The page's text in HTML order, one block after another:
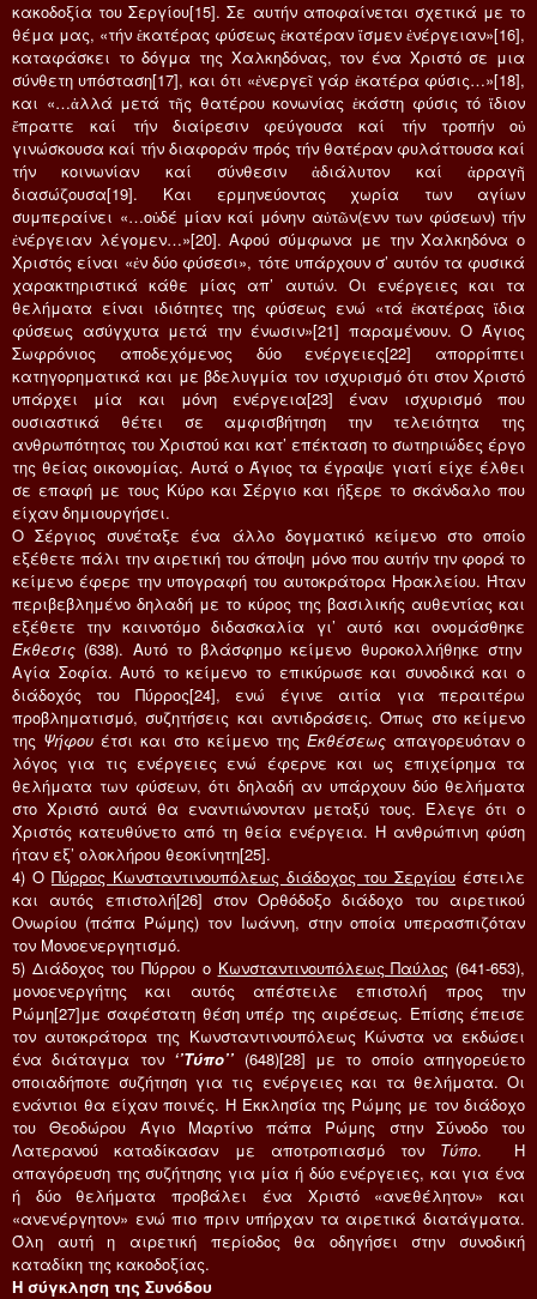
κακοδοξία του Σεργίου[15]. Σε αυτήν αποφαίνεται σχετικά με το
θέμα μας, «τήν ἑκατέρας φύσεως ἑκατέραν ἴσμεν ἐνέργειαν»[16],
καταφάσκει το δόγμα της Χαλκηδόνας, τον ένα Χριστό σε μια
σύνθετη υπόσταση[17], και ότι «ἐνεργεῖ γάρ ἑκατέρα φύσις…»[18],
και «…ἀλλά μετά τῆς θατέρου κονωνίας ἑκάστη φύσις τό ἴδιον
ἔπραττε καί τήν διαίρεσιν φεύγουσα καί τήν τροπήν οὐ
γινώσκουσα καί τήν διαφοράν πρός τήν θατέραν φυλάττουσα καί
τήν κοινωνίαν καί σύνθεσιν ἀδιάλυτον καί ἀρραγῆ
διασώζουσα[19]. Και ερμηνεύοντας χωρία των αγίων
συμπεραίνει «…οὐδέ μίαν καί μόνην αὐτῶν(ενν των φύσεων) τήν
ἐνέργειαν λέγομεν…»[20]. Αφού σύμφωνα με την Χαλκηδόνα ο
Χριστός είναι «ἐν δύο φύσεσι», τότε υπάρχουν σ’ αυτόν τα φυσικά
χαρακτηριστικά κάθε μίας απ’ αυτών. Οι ενέργειες και τα
θελήματα είναι ιδιότητες της φύσεως ενώ «τά ἑκατέρας ἴδια
φύσεως ασύγχυτα μετά την ένωσιν»[21] παραμένουν. Ο Άγιος
Σωφρόνιος αποδεχόμενος δύο ενέργειες[22] απορρίπτει
κατηγορηματικά και με βδελυγμία τον ισχυρισμό ότι στον Χριστό
υπάρχει μία και μόνη ενέργεια[23] έναν ισχυρισμό που
ουσιαστικά θέτει σε αμφισβήτηση την τελειότητα της
ανθρωπότητας του Χριστού και κατ’ επέκταση το σωτηριώδες έργο
της θείας οικονομίας. Αυτά ο Άγιος τα έγραψε γιατί είχε έλθει
σε επαφή με τους Κύρο και Σέργιο και ήξερε το σκάνδαλο που
είχαν δημιουργήσει.
Ο Σέργιος συνέταξε ένα άλλο δογματικό κείμενο στο οποίο
εξέθετε πάλι την αιρετική του άποψη μόνο που αυτήν την φορά το
κείμενο έφερε την υπογραφή του αυτοκράτορα Ηρακλείου. Ήταν
περιβεβλημένο δηλαδή με το κύρος της βασιλικής αυθεντίας και
εξέθετε την καινοτόμο διδασκαλία γι’ αυτό και ονομάσθηκε
Έκθεσις (638). Αυτό το βλάσφημο κείμενο θυροκολλήθηκε στην
Αγία Σοφία. Αυτό το κείμενο το επικύρωσε και συνοδικά και ο
διάδοχός του Πύρρος[24], ενώ έγινε αιτία για περαιτέρω
προβληματισμό, συζητήσεις και αντιδράσεις. Όπως στο κείμενο
της Ψήφου έτσι και στο κείμενο της Εκθέσεωςαπαγορευόταν ο
λόγος για τις ενέργειες ενώ έφερνε και ως επιχείρημα τα
θελήματα των φύσεων, ότι δηλαδή αν υπάρχουν δύο θελήματα
στο Χριστό αυτά θα εναντιώνονταν μεταξύ τους. Έλεγε ότι ο
Χριστός κατευθύνετο από τη θεία ενέργεια. Η ανθρώπινη φύση
ήταν εξ’ ολοκλήρου θεοκίνητη[25].
4) Ο Πύρρος Κωνσταντινουπόλεως διάδοχος του Σεργίου έστειλε
και αυτός επιστολή[26] στον Ορθόδοξο διάδοχο του αιρετικού
Ονωρίου (πάπα Ρώμης) τον Ιωάννη, στην οποία υπερασπιζόταν
τον Μονοενεργητισμό.
5) Διάδοχος του Πύρρου ο Κωνσταντινουπόλεως Παύλος (641-653),
μονοενεργήτης και αυτός απέστειλε επιστολή προς την
Ρώμη[27]με σαφέστατη θέση υπέρ της αιρέσεως. Επίσης έπεισε
τον αυτοκράτορα της Κωνσταντινουπόλεως Κώνστα να εκδώσει
ένα διάταγμα τον‘’Τύπο’’ (648)[28] με το οποίο απηγορεύετο
οποιαδήποτε συζήτηση για τις ενέργειες και τα θελήματα. Οι
ενάντιοι θα είχαν ποινές. Η Εκκλησία της Ρώμης με τον διάδοχο
του Θεοδώρου Άγιο Μαρτίνο πάπα Ρώμης στην Σύνοδο του
Λατερανού καταδίκασαν με αποτροπιασμό τον Τύπο. Η
απαγόρευση της συζήτησης για μία ή δύο ενέργειες, και για ένα
ή δύο θελήματα προβάλει ένα Χριστό «ανεθέλητον» και
«ανενέργητον» ενώ πιο πριν υπήρχαν τα αιρετικά διατάγματα.
Όλη αυτή η αιρετική περίοδος θα οδηγήσει στην συνοδική
καταδίκη της κακοδοξίας.
Η σύγκληση της Συνόδου